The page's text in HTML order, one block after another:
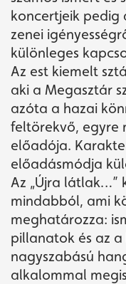
koncertjeik pedig
zenei
különleges
Az est kiemelt
aki a Megasztár
azóta a hazai
feltörekvő, egyre
előadója.
előadásmódja
Az „Újra látlak…”
mindabból, ami
meghatározza:
pillanatok és az a
nagyszabású
alkalommal